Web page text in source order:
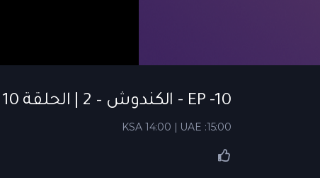
EP -10 - الكندوش – 2 | الحلقة 10
KSA 14:00 | UAE :15:00